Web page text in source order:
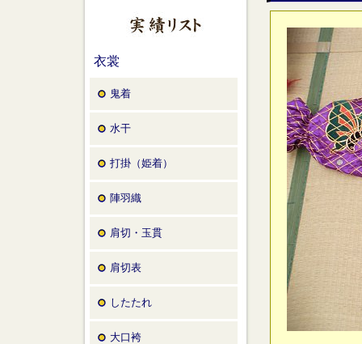
衣裳
鬼着
水干
打掛（姫着）
陣羽織
肩切・玉貫
肩切表
したたれ
大口袴